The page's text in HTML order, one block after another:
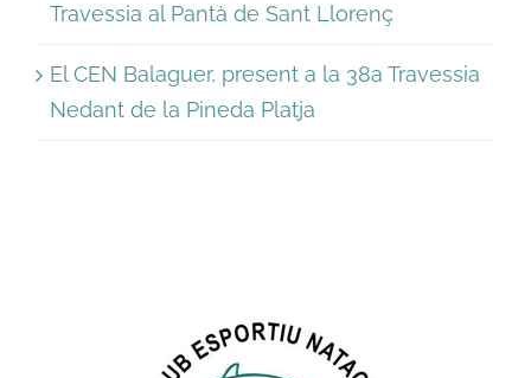
Travessia al Pantà de Sant Llorenç
El CEN Balaguer, present a la 38a Travessia
Nedant de la Pineda Platja